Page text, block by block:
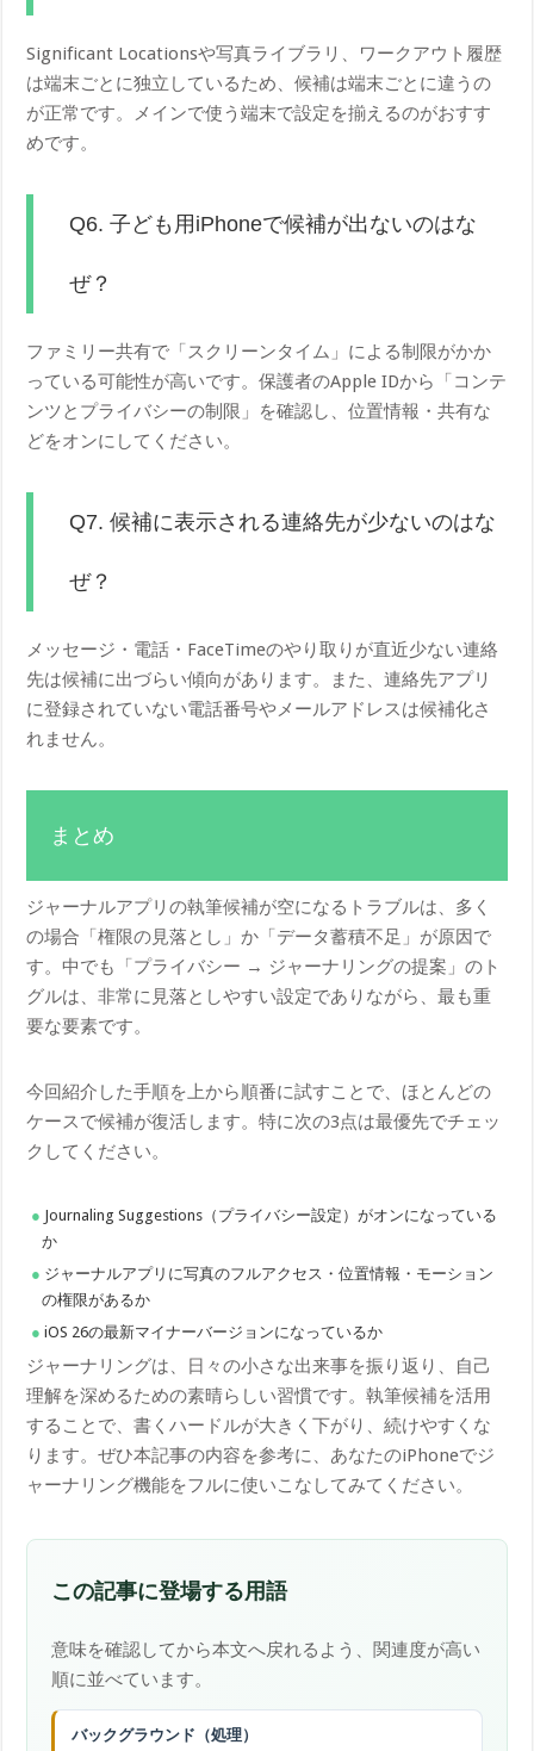
Significant Locationsや写真ライブラリ、ワークアウト履歴
は端末ごとに独立しているため、候補は端末ごとに違うの
が正常です。メインで使う端末で設定を揃えるのがおすす
めです。
Q6. 子ども用iPhoneで候補が出ないのはな
ぜ？
ファミリー共有で「スクリーンタイム」による制限がかか
っている可能性が高いです。保護者のApple IDから「コンテ
ンツとプライバシーの制限」を確認し、位置情報・共有な
どをオンにしてください。
Q7. 候補に表示される連絡先が少ないのはな
ぜ？
メッセージ・電話・FaceTimeのやり取りが直近少ない連絡
先は候補に出づらい傾向があります。また、連絡先アプリ
に登録されていない電話番号やメールアドレスは候補化さ
れません。
まとめ
ジャーナルアプリの執筆候補が空になるトラブルは、多く
の場合「権限の見落とし」か「データ蓄積不足」が原因で
す。中でも「プライバシー → ジャーナリングの提案」のト
グルは、非常に見落としやすい設定でありながら、最も重
要な要素です。
今回紹介した手順を上から順番に試すことで、ほとんどの
ケースで候補が復活します。特に次の3点は最優先でチェッ
クしてください。
Journaling Suggestions（プライバシー設定）がオンになっている
か
ジャーナルアプリに写真のフルアクセス・位置情報・モーション
の権限があるか
iOS 26の最新マイナーバージョンになっているか
ジャーナリングは、日々の小さな出来事を振り返り、自己
理解を深めるための素晴らしい習慣です。執筆候補を活用
することで、書くハードルが大きく下がり、続けやすくな
ります。ぜひ本記事の内容を参考に、あなたのiPhoneでジ
ャーナリング機能をフルに使いこなしてみてください。
この記事に登場する用語
意味を確認してから本文へ戻れるよう、関連度が高い
順に並べています。
バックグラウンド（処理）